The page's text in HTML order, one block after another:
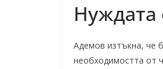
Нуждата
Адемов изтъкна, че
необходимостта от